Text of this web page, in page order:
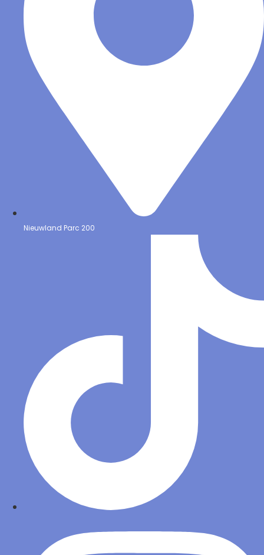
Nieuwland Parc 200